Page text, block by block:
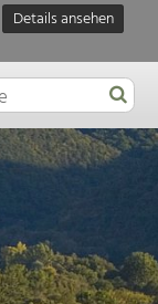
Details ansehen